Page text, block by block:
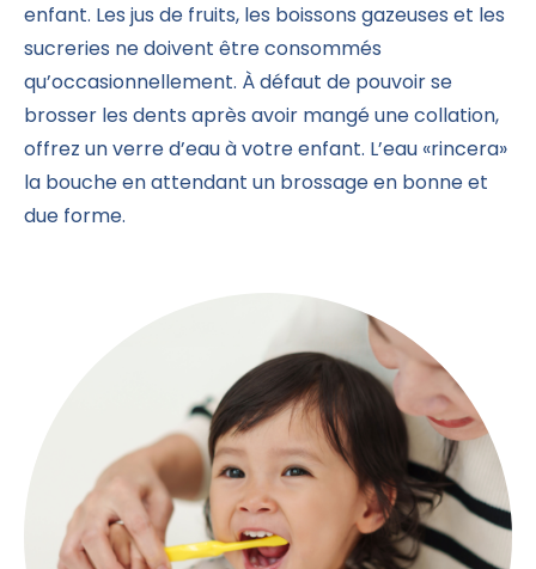
enfant. Les jus de fruits, les boissons gazeuses et les
sucreries ne doivent être consommés
qu’occasionnellement. À défaut de pouvoir se
brosser les dents après avoir mangé une collation,
offrez un verre d’eau à votre enfant. L’eau «rincera»
la bouche en attendant un brossage en bonne et
due forme.